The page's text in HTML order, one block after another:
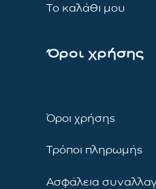
Το καλάθι μου
Όροι χρήσης
Όροι χρήσης
Τρόποι πληρωμής
Ασφάλεια